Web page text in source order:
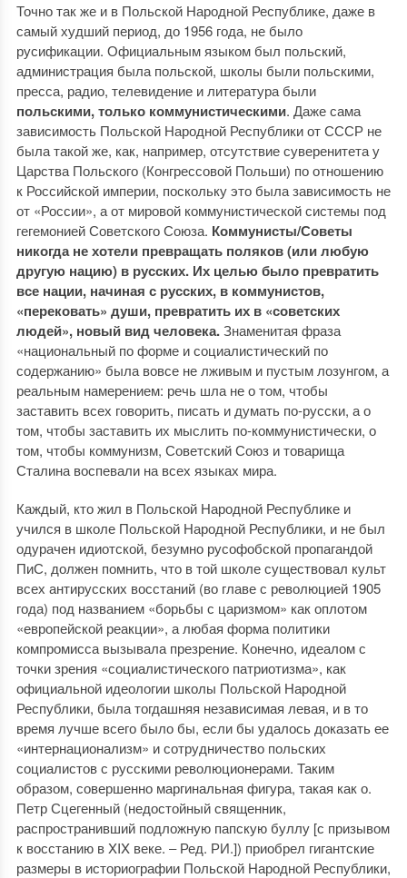
Точно так же и в Польской Народной Республике, даже в
самый худший период, до 1956 года, не было
русификации. Официальным языком был польский,
администрация была польской, школы были польскими,
пресса, радио, телевидение и литература были
польскими, только коммунистическими. Даже сама
зависимость Польской Народной Республики от СССР не
была такой же, как, например, отсутствие суверенитета у
Царства Польского (Конгрессовой Польши) по отношению
к Российской империи, поскольку это была зависимость не
от «России», а от мировой коммунистической системы под
гегемонией Советского Союза. Коммунисты/Советы
никогда не хотели превращать поляков (или любую
другую нацию) в русских. Их целью было превратить
все нации, начиная с русских, в коммунистов,
«перековать» души, превратить их в «советских
людей», новый вид человека.Знаменитая фраза
«национальный по форме и социалистический по
содержанию» была вовсе не лживым и пустым лозунгом, а
реальным намерением: речь шла не о том, чтобы
заставить всех говорить, писать и думать по-русски, а о
том, чтобы заставить их мыслить по-коммунистически, о
том, чтобы коммунизм, Советский Союз и товарища
Сталина воспевали на всех языках мира.
Каждый, кто жил в Польской Народной Республике и
учился в школе Польской Народной Республики, и не был
одурачен идиотской, безумно русофобской пропагандой
ПиС, должен помнить, что в той школе существовал культ
всех антирусских восстаний (во главе с революцией 1905
года) под названием «борьбы с царизмом» как оплотом
«европейской реакции», а любая форма политики
компромисса вызывала презрение. Конечно, идеалом с
точки зрения «социалистического патриотизма», как
официальной идеологии школы Польской Народной
Республики, была тогдашняя независимая левая, и в то
время лучше всего было бы, если бы удалось доказать ее
«интернационализм» и сотрудничество польских
социалистов с русскими революционерами. Таким
образом, совершенно маргинальная фигура, такая как о.
Петр Сцегенный (недостойный священник,
распространивший подложную папскую буллу [с призывом
к восстанию в XIX веке. ‒ Ред. РИ.]) приобрел гигантские
размеры в историографии Польской Народной Республики,